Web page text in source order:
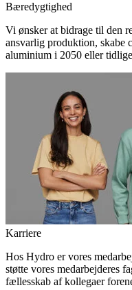
Bæredygtighed
Vi ønsker at bidrage til den
ansvarlig produktion, skabe
aluminium i 2050 eller
Karriere
Hos Hydro er vores
støtte vores medarbejderes
fællesskab af kollegaer